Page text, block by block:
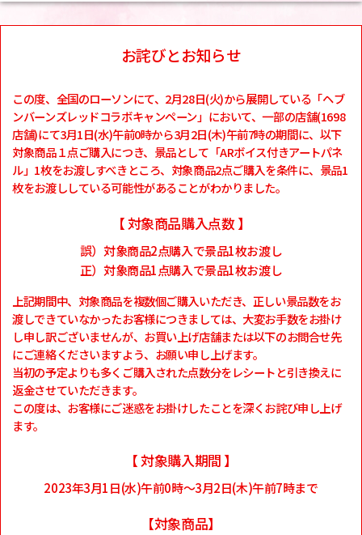
お詫びとお知らせ
この度、全国のローソンにて、2月28日(火)から展開している「ヘブ
ンバーンズレッドコラボキャンペーン」において、一部の店舗(1698
店舗)にて3月1日(水)午前0時から3月2日(木)午前7時の期間に、以下
対象商品１点ご購入につき、景品として「ARボイス付きアートパネ
ル」1枚をお渡しすべきところ、対象商品2点ご購入を条件に、景品1
枚をお渡ししている可能性があることがわかりました。
【 対象商品購入点数 】
誤）対象商品2点購入で景品1枚お渡し
正）対象商品1点購入で景品1枚お渡し
上記期間中、対象商品を複数個ご購入いただき、正しい景品数をお
渡しできていなかったお客様につきましては、大変お手数をお掛け
し申し訳ございませんが、お買い上げ店舗または以下のお問合せ先
にご連絡くださいますよう、お願い申し上げます。
当初の予定よりも多くご購入された点数分をレシートと引き換えに
返金させていただきます。
この度は、お客様にご迷惑をお掛けしたことを深くお詫び申し上げ
ます。
【 対象購入期間 】
2023年3月1日(水)午前0時～3月2日(木)午前7時まで
【対象商品】